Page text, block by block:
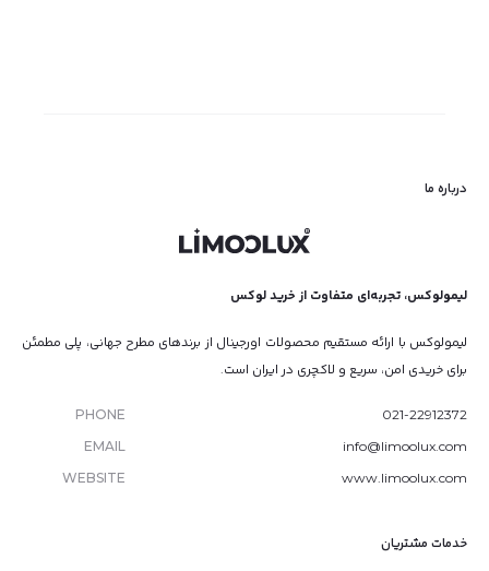
درباره ما
لیمولوکس، تجربه‌ای متفاوت از خرید لوکس
لیمولوکس با ارائه مستقیم محصولات اورجینال از برندهای مطرح جهانی، پلی مطمئن
برای خریدی امن، سریع و لاکچری در ایران است.
PHONE
021-22912372
EMAIL
info@limoolux.com
WEBSITE
www.limoolux.com
خدمات مشتریان